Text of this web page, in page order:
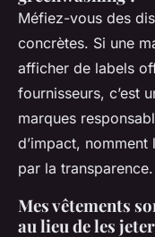
Méfiez-vous des
concrètes. Si une
afficher de labels
fournisseurs, c’est
marques
d’impact,
par la transparence.
Mes vêtements
au lieu de les